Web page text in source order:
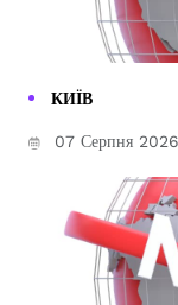
КИЇВ
07 Серпня 2026